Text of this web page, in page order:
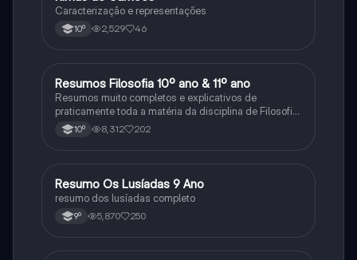
Caracterização e representações
10º 2,529 46
Filosofia
Resumos Filosofia 10º ano & 11º ano
Resumos muito completos e explicativos de
praticamente toda a matéria da disciplina de Filosofia
10º 8,312 202
Português
Resumo Os Lusíadas 9 Ano
resumo dos lusíadas completo
9º 5,870 250